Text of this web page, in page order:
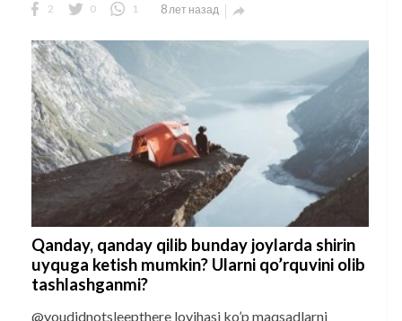
2 0 1 8 лет назад 
Qanday, qanday qilib bunday joylarda shirin
uyquga ketish mumkin? Ularni qo’rquvini olib
tashlashganmi?
@youdidnotsleepthere loyihasi ko’p maqsadlarni